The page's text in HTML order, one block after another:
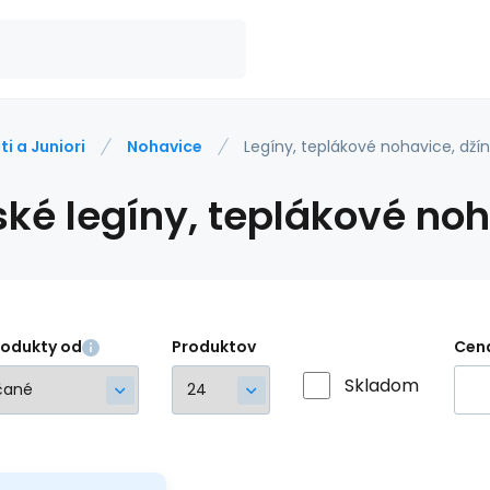
a Juniori Nohavice Legíny, teplákové nohavice,
legíny, teplákové
od Produktov
Skladom